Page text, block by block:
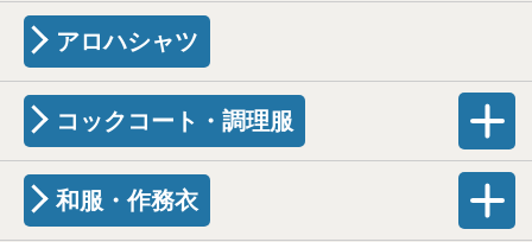
アロハシャツ
コックコート・調理服
和服・作務衣